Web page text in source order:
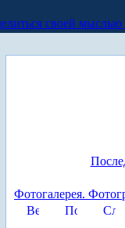
Фотогалерея.